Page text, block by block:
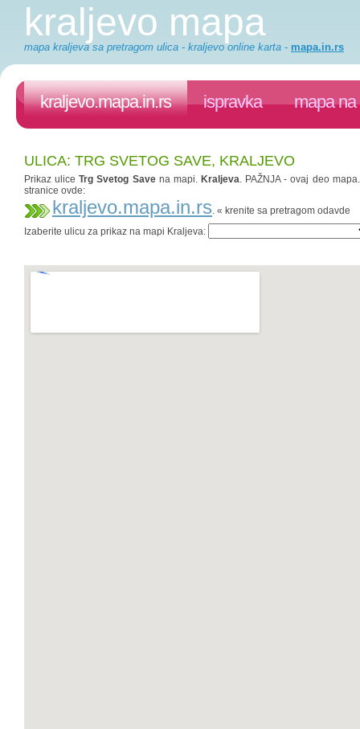
kraljevo mapa
mapa kraljeva sa pretragom ulica - kraljevo online karta - mapa.in.rs
kraljevo.mapa.in.rs ispravka mapa na
ULICA: TRG SVETOG SAVE, KRALJEVO
Prikaz uliceTrg Svetog Savena mapi. Kraljeva. PAŽNJA - ovaj deo
stranice ovde:
kraljevo.mapa.in.rs. « krenite sa pretragom odavde
Izaberite ulicu za prikaz na mapi Kraljeva: